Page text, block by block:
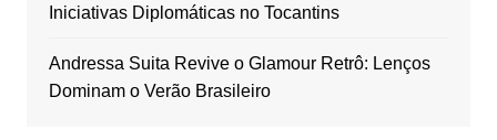
Iniciativas Diplomáticas no Tocantins
Andressa Suita Revive o Glamour Retrô: Lenços
Dominam o Verão Brasileiro